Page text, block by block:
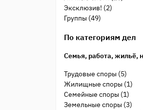
Эксклюзив! (2)
Группы (49)
По категориям дел
Семья, работа, жильё,
Трудовые споры (5)
Жилищные споры (1)
Семейные споры (1)
Земельные споры (3)